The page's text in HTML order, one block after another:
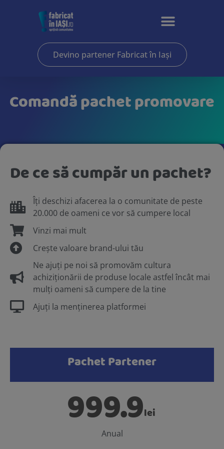
Devino partener Fabricat în Iași
Comandă pachet promovare
De ce să cumpăr un pachet?
Îți deschizi afacerea la o comunitate de peste
20.000 de oameni ce vor să cumpere local
Vinzi mai mult
Crește valoare brand-ului tău
Ne ajuți pe noi să promovăm cultura
achiziționării de produse locale astfel încât mai
mulți oameni să cumpere de la tine
Ajuți la menținerea platformei
Pachet Partener
999.9lei
Anual